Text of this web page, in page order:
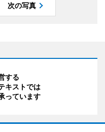
次の写真
する
キストでは
っています